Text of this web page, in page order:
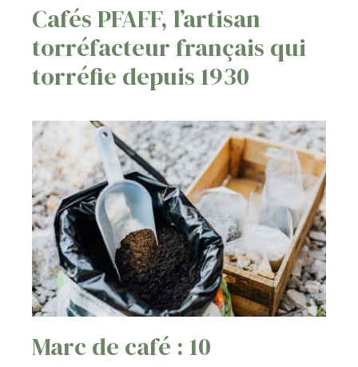
Cafés PFAFF, l’artisan
torréfacteur français qui
torréfie depuis 1930
Marc de café : 10